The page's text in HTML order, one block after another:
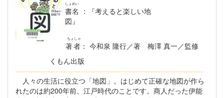
書名
しょめい
：『考えると楽しい地
図』
著者
ちょしゃ
： 今和泉 隆行／著 梅澤 真一／監修
くもん出版
---------------------------------------------------------------------------
人々の生活に役立つ「地図」。はじめて正確な地図が作ら
れたのは約200年前、江戸時代のことです。商人だった伊能